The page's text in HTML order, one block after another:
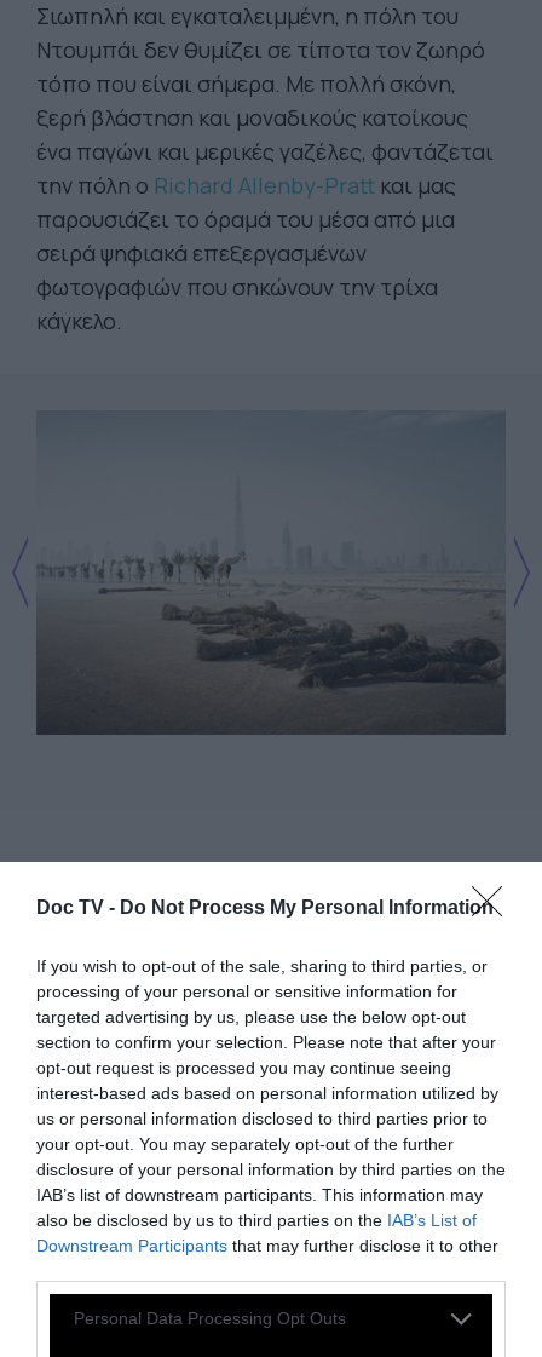
Doc TV - Do Not Process My Personal Information
If you wish to opt-out of the sale, sharing to third parties, or
processing of your personal or sensitive information for
targeted advertising by us, please use the below opt-out
section to confirm your selection. Please note that after your
opt-out request is processed you may continue seeing
interest-based ads based on personal information utilized by
us or personal information disclosed to third parties prior to
your opt-out. You may separately opt-out of the further
disclosure of your personal information by third parties on the
IAB’s list of downstream participants. This information may
also be disclosed by us to third parties on the IAB’s List of
Downstream Participants that may further disclose it to other
Personal Data Processing Opt Outs
Σιωπηλή και εγκαταλειμμένη, η πόλη του
Ντουμπάι δεν θυμίζει σε τίποτα τον ζωηρό
τόπο που είναι σήμερα. Με πολλή σκόνη,
ξερή βλάστηση και μοναδικούς κατοίκους
ένα παγώνι και μερικές γαζέλες, φαντάζεται
την πόλη ο Richard Allenby-Pratt και μας
παρουσιάζει το όραμά του μέσα από μια
σειρά ψηφιακά επεξεργασμένων
φωτογραφιών που σηκώνουν την τρίχα
κάγκελο.